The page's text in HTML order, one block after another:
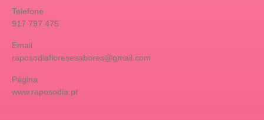
Telefone
917 797 475
Email
raposodiafloresesabores@gmail.com
Página
www.raposodia.pt